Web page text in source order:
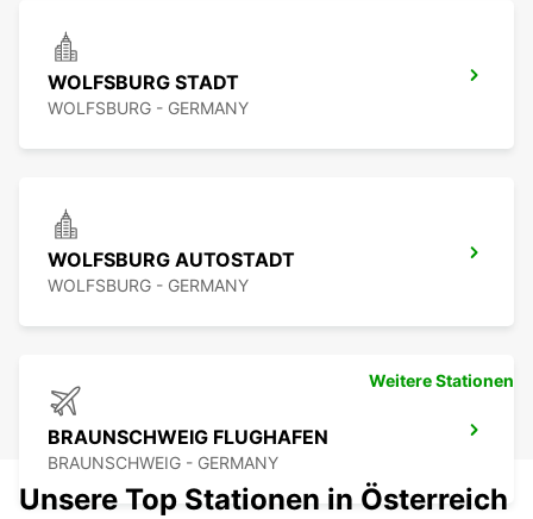
WOLFSBURG STADT
WOLFSBURG - GERMANY
WOLFSBURG AUTOSTADT
WOLFSBURG - GERMANY
BRAUNSCHWEIG FLUGHAFEN
BRAUNSCHWEIG - GERMANY
Weitere Stationen
Unsere Top Stationen in Österreich